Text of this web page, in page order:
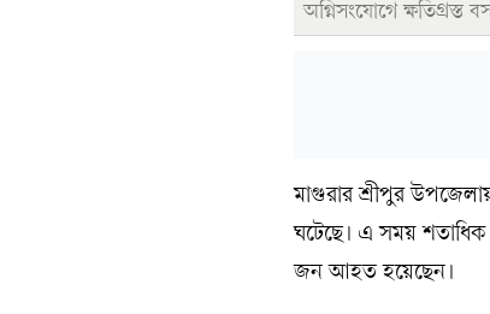
অগ্নিসংযোগে
মাগুরার শ্রীপুর উপজেলায়
ঘটেছে। এ সময়
জন আহত হয়েছেন।